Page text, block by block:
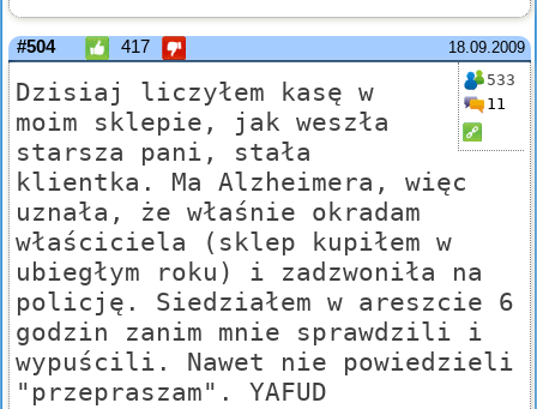
18.09.2009
#504 417
533
11
Dzisiaj liczyłem kasę w
moim sklepie, jak weszła
starsza pani, stała
klientka. Ma Alzheimera, więc
uznała, że właśnie okradam
właściciela (sklep kupiłem w
ubiegłym roku) i zadzwoniła na
policję. Siedziałem w areszcie 6
godzin zanim mnie sprawdzili i
wypuścili. Nawet nie powiedzieli
"przepraszam". YAFUD